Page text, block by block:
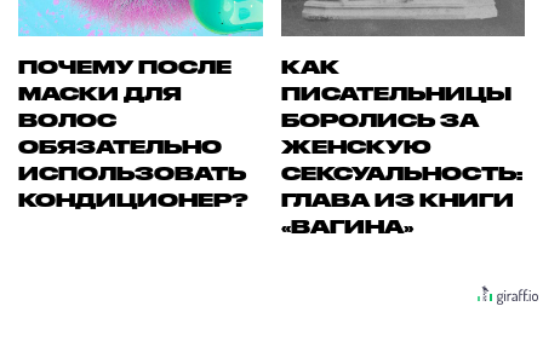
ПОЧЕМУ ПОСЛЕ
МАСКИ ДЛЯ
ВОЛОС
ОБЯЗАТЕЛЬНО
ИСПОЛЬЗОВАТЬ
КОНДИЦИОНЕР?
КАК
ПИСАТЕЛЬНИЦЫ
БОРОЛИСЬ ЗА
ЖЕНСКУЮ
СЕКСУАЛЬНОСТЬ:
ГЛАВА ИЗ КНИГИ
«ВАГИНА»